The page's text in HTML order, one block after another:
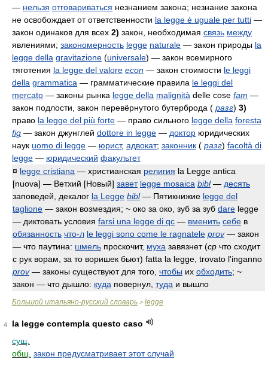
— нельзя отговариваться незнанием закона; незнание закона
не освобождает от ответственности la legge è uguale per tutti —
закон одинаков для всех 2) закон, необходимая связь между
явлениями; закономерность legge naturale — закон природы la
legge della gravitazione (universale) — закон всемирного
тяготения la legge del valore econ — закон стоимости le leggi
della grammatica — грамматические правила le leggi del
mercato — законы рынка legge della malignità delle cose fam —
закон подлости, закон перевёрнутого бутерброда ( разг) 3)
право la legge del più forte — право сильного legge della foresta
fig — закон джунглей dottore in legge — доктор юридических
наук uomo di legge — юрист, адвокат; законник ( разг) facoltà di
legge — юридический факультет
¤ legge cristiana — христианская религия la Legge antica
[nuova] — Ветхий [Новый] завет legge mosaica bibl — десять
заповедей, декалог la Legge bibl — Пятикнижие legge del
taglione — закон возмездия; ~ око за око, зуб за зуб dare legge
— диктовать условия farsi una legge di qc — вменить себе в
обязанность что-л le leggi sono come le ragnatele prov — закон
— что паутина: шмель проскочит, муха завязнет (ср что сходит
с рук ворам, за то воришек бьют) fatta la legge, trovato l'inganno
prov — законы существуют для того, чтобы их обходить; ~
закон — что дышло: куда повернул, туда и вышло
Большой итальяно-русский словарь > legge
4
la legge contempla questo caso
сущ.
общ. закон предусматривает этот случай